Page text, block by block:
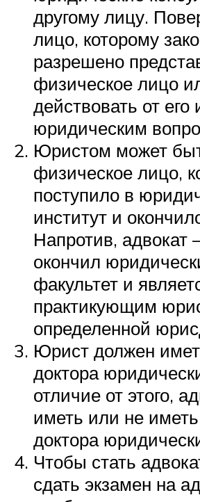
другому лицу.
лицо, которому
разрешено
физическое лицо
действовать от
юридическим
Юристом может
физическое лицо,
поступило в
институт и
Напротив, адвокат
окончил
факультет и
практикующим
определенной
Юрист должен
доктора
отличие от этого,
иметь или не
доктора
Чтобы стать
сдать экзамен на